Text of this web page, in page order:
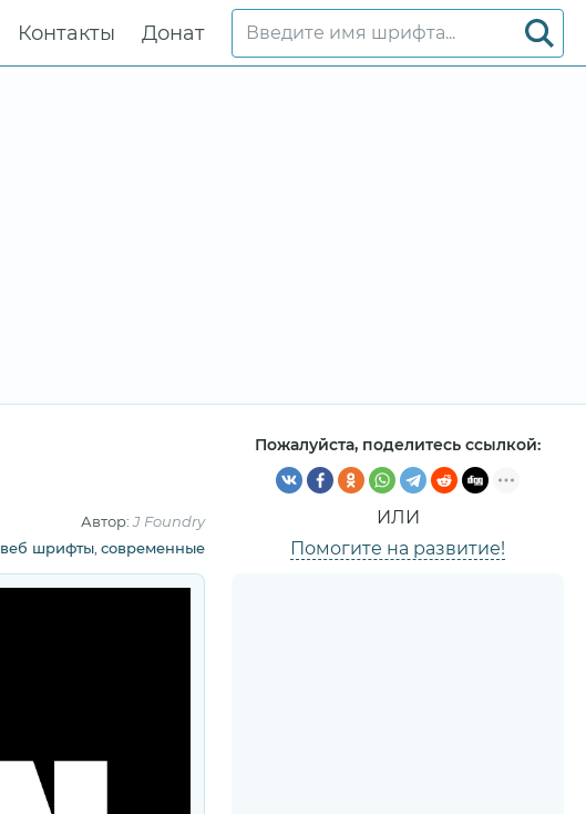
Контакты Донат
Автор:J Foundry
веб шрифты современные
Пожалуйста, поделитесь ссылкой:
ИЛИ
Помогите на развитие!